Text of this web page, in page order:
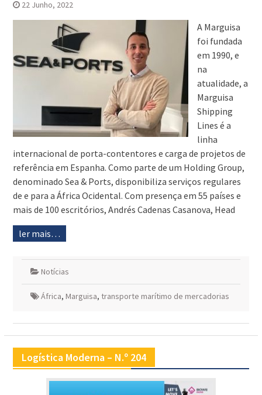
22 Junho, 2022
A Marguisa
foi fundada
em 1990, e
na
atualidade, a
Marguisa
Shipping
Lines é a
linha
internacional de porta-contentores e carga de projetos de
referência em Espanha. Como parte de um Holding Group,
denominado Sea & Ports, disponibiliza serviços regulares
de e para a África Ocidental. Com presença em 55 países e
mais de 100 escritórios, Andrés Cadenas Casanova, Head
ler mais…
Notícias
África, Marguisa, transporte marítimo de mercadorias
Logística Moderna – N.º 204